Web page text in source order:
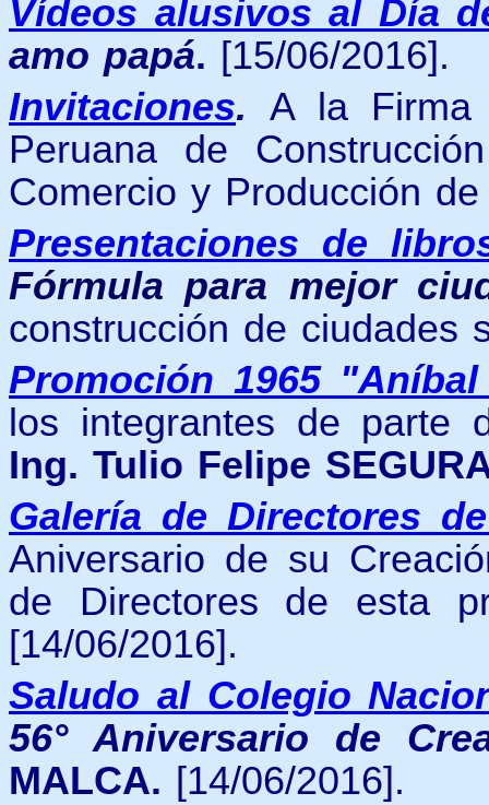
Vídeos alusivos al Día
amo papá. [15/06/2016].
Invitaciones.A la Firma
Peruana de
Comercio y Producción
Presentaciones de
Fórmula para mejor
construcción de ciudades
Promoción 1965
los integrantes de parte
Ing. Tulio Felipe
Galería de Directores
Aniversario de su
de Directores de esta
[14/06/2016].
Saludo al Colegio
56° Aniversario de
MALCA. [14/06/2016].